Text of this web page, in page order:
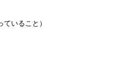
いること）